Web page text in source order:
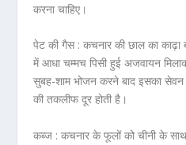
करना चाहिए।
पेट की गैस : कचनार की छाल का काढ़ा
में आधा चम्मच पिसी हुई अजवायन
सुबह-शाम भोजन करने बाद इसका
की तकलीफ दूर होती है।
कब्ज : कचनार के फूलों को चीनी के